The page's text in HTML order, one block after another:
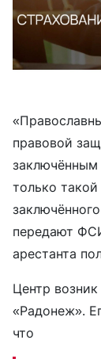
правовой
заключённым
только
передают
арестанта
Центр
«Радонеж».
что